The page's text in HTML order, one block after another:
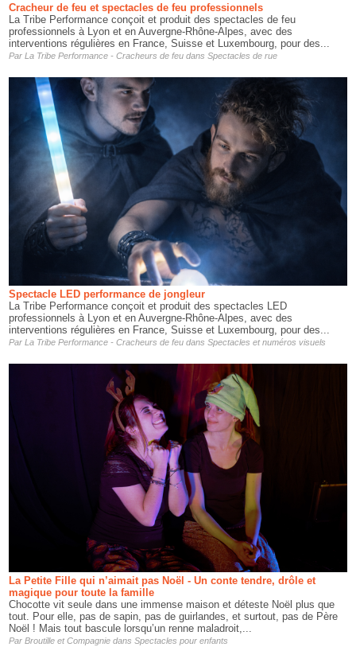
Cracheur de feu et spectacles de feu professionnels
La Tribe Performance conçoit et produit des spectacles de feu
professionnels à Lyon et en Auvergne-Rhône-Alpes, avec des
interventions régulières en France, Suisse et Luxembourg, pour des...
Par La Tribe Performance - Cracheurs de feudans Spectacles de rue
Spectacle LED performance de jongleur
La Tribe Performance conçoit et produit des spectacles LED
professionnels à Lyon et en Auvergne-Rhône-Alpes, avec des
interventions régulières en France, Suisse et Luxembourg, pour des...
Par La Tribe Performance - Cracheurs de feudans Spectacles et numéros visuels
La Petite Fille qui n’aimait pas Noël - Un conte tendre, drôle et
magique pour toute la famille
Chocotte vit seule dans une immense maison et déteste Noël plus que
tout. Pour elle, pas de sapin, pas de guirlandes, et surtout, pas de Père
Noël ! Mais tout bascule lorsqu’un renne maladroit,...
Par Broutille et Compagniedans Spectacles pour enfants